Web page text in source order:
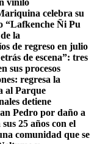
vinilo
celebra su
“Lafkenche Ñi Pu
la
de regreso en julio
de escena”: tres
sus procesos
regresa la
al Parque
detiene
Pedro por daño a
25 años con el
comunidad que se